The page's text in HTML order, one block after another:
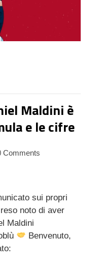
Maldini è
e le cifre
Comments
sui propri
noto di aver
Maldini
Benvenuto,